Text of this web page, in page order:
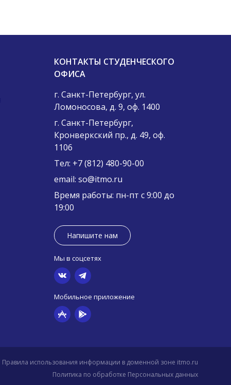
КОНТАКТЫ СТУДЕНЧЕСКОГО
ОФИСА
г. Санкт-Петербург, ул.
Ломоносова, д. 9, оф. 1400
г. Санкт-Петербург,
Кронверкский пр., д. 49, оф.
1106
Тел: +7 (812) 480-90-00
email: so@itmo.ru
Время работы: пн-пт с 9:00 до
19:00
Напишите нам
Мы в соцсетях
Мобильное приложение
Правила использования информации в доменной зоне itmo.ru
Политика по обработке Персональных данных